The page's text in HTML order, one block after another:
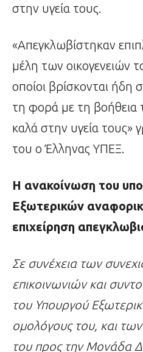
στην υγεία τους.
«Απεγκλωβίστηκαν
μέλη των οικογενειών
οποίοι βρίσκονται ήδη
τη φορά με τη βοήθεια
καλά στην υγεία τους»
του ο Έλληνας ΥΠΕΞ.
Η ανακοίνωση του
Εξωτερικών
επιχείρηση
Σε συνέχεια των
επικοινωνιών και
του Υπουργού
ομολόγους του, και
του προς την Μονάδα